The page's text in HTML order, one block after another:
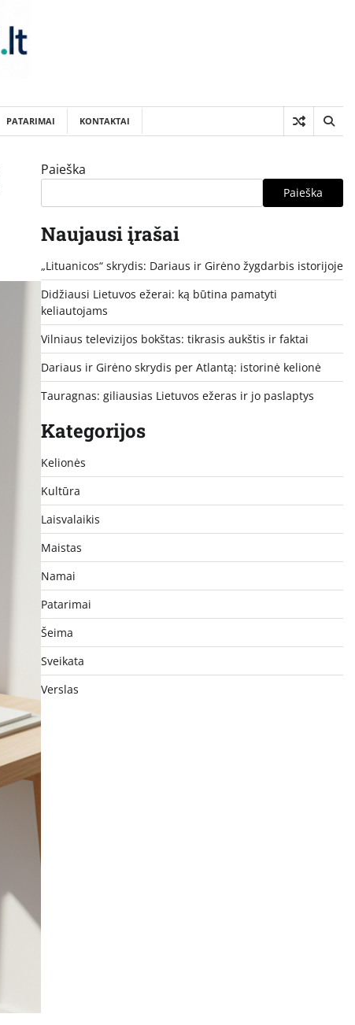
PATARIMAI KONTAKTAI
Paieška
Paieška
Naujausi įrašai
„Lituanicos“ skrydis: Dariaus ir Girėno žygdarbis istorijoje
Didžiausi Lietuvos ežerai: ką būtina pamatyti
keliautojams
Vilniaus televizijos bokštas: tikrasis aukštis ir faktai
Dariaus ir Girėno skrydis per Atlantą: istorinė kelionė
Tauragnas: giliausias Lietuvos ežeras ir jo paslaptys
Kategorijos
Kelionės
Kultūra
Laisvalaikis
Maistas
Namai
Patarimai
Šeima
Sveikata
Verslas